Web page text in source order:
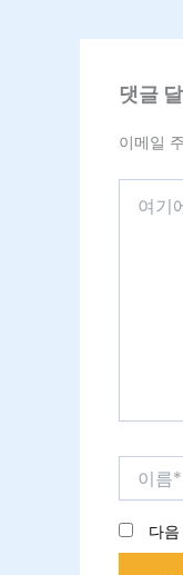
댓글
이메일
다